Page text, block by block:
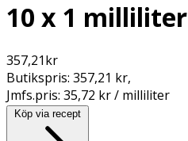
10 x 1 milliliter
357,21kr
Butikspris: 357,21 kr,
Jmfs.pris: 35,72 kr / milliliter
Köp via recept